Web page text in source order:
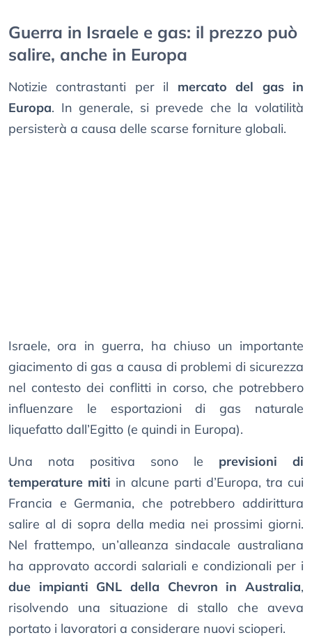
Guerra in Israele e gas: il prezzo può
salire, anche in Europa
Notizie contrastanti per il mercato del gas in
Europa. In generale, si prevede che la volatilità
persisterà a causa delle scarse forniture globali.
Israele, ora in guerra, ha chiuso un importante
giacimento di gas a causa di problemi di sicurezza
nel contesto dei conflitti in corso, che potrebbero
influenzare le esportazioni di gas naturale
liquefatto dall’Egitto (e quindi in Europa).
Una nota positiva sono le previsioni di
temperature miti in alcune parti d’Europa, tra cui
Francia e Germania, che potrebbero addirittura
salire al di sopra della media nei prossimi giorni.
Nel frattempo, un’alleanza sindacale australiana
ha approvato accordi salariali e condizionali per i
due impianti GNL della Chevron in Australia,
risolvendo una situazione di stallo che aveva
portato i lavoratori a considerare nuovi scioperi.